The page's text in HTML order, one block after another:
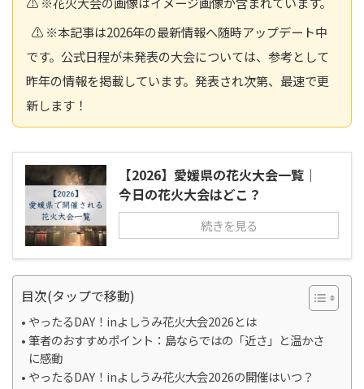
⚠️ ※本記事は2026年の最新情報へ随時アップデート中
です。公式日程が未発表の大会については、参考として
昨年の情報を掲載しています。発表され次第、最速で更
新します！
【2026】愛媛県の花火大会一覧｜
今日の花火大会はどこ？
続きを見る
目次(タップで移動)
やったるDAY！inよしうみ花火大会2026とは
筆者のおすすめポイント：島ならではの「近さ」と温かさ
に感動
やったるDAY！inよしうみ花火大会2026の開催はいつ？